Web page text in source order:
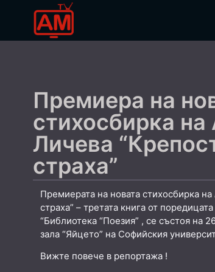
Премиера на
стихосбирка
Личева
страха”
Премиерата на новата стихосбирка
страха” – третата книга от
“Библиотека “Поезия” , се състоя на
зала “Яйцето” на Софийския
Вижте повече в репортажа !